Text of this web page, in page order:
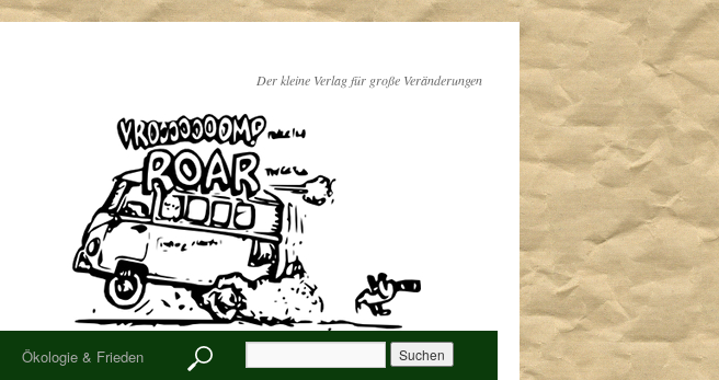
Der kleine Verlag für große Veränderungen
Ökologie & Frieden